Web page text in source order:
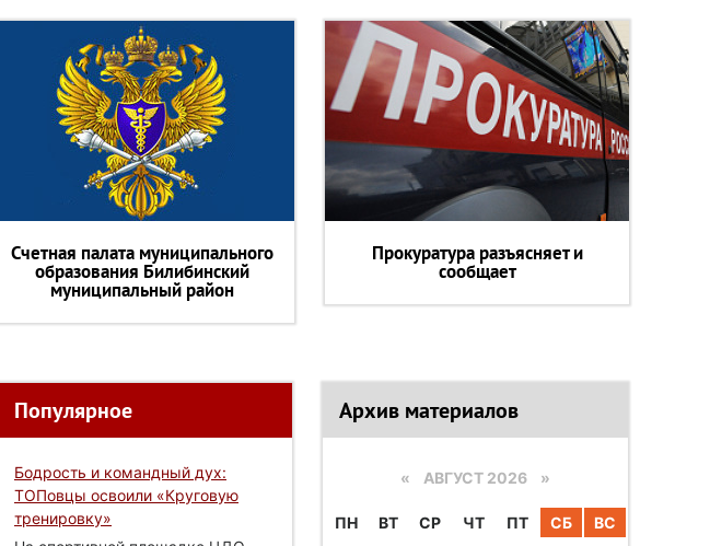
Счетная палата муниципального
образования Билибинский
муниципальный район
Прокуратура разъясняет и
сообщает
Популярное
Бодрость и командный дух:
ТОПовцы освоили «Круговую
тренировку»
Архив материалов
« АВГУСТ 2026 »
ПН ВТ СР ЧТ ПТ СБ ВС